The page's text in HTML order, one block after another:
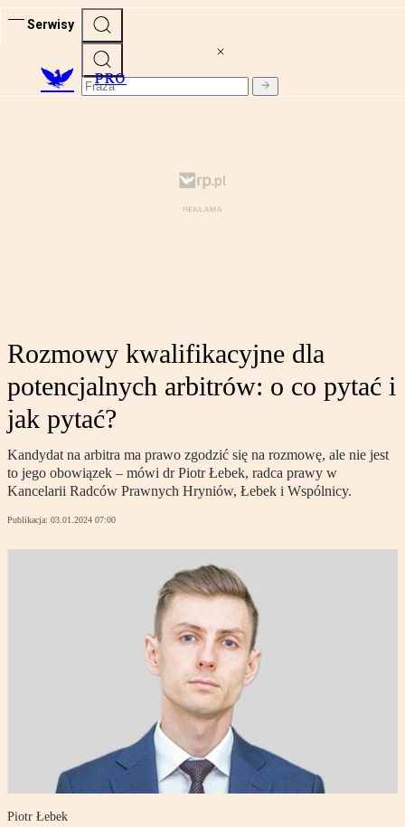
Serwisy
PRO
Rozmowy kwalifikacyjne dla
potencjalnych arbitrów: o co pytać i
jak pytać?
Kandydat na arbitra ma prawo zgodzić się na rozmowę, ale nie jest
to jego obowiązek – mówi dr Piotr Łebek, radca prawy w
Kancelarii Radców Prawnych Hryniów, Łebek i Wspólnicy.
Publikacja: 03.01.2024 07:00
Piotr Łebek